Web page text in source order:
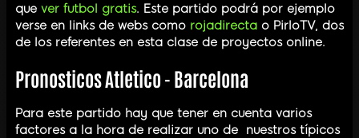
que ver futbol gratis. Este partido podrá por ejemplo
verse en links de webs como rojadirecta o PirloTV, dos
de los referentes en esta clase de proyectos online.
Pronosticos Atletico - Barcelona
Para este partido hay que tener en cuenta varios
factores a la hora de realizar uno de nuestros típicos